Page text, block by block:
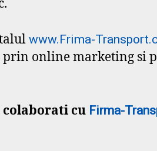
www.Frima-
online marketing si
cu Firma-